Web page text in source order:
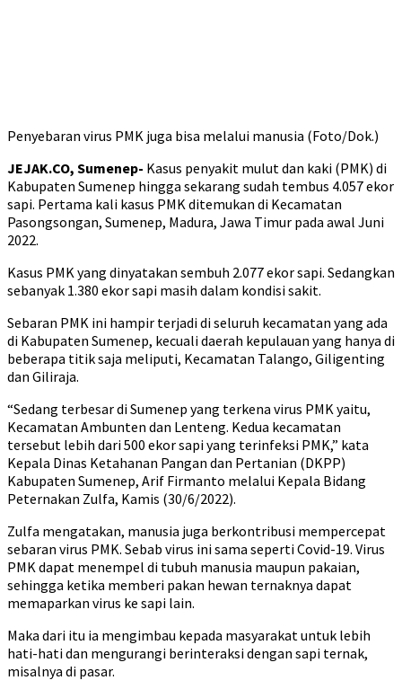
Penyebaran virus PMK juga bisa melalui manusia (Foto/Dok.)
JEJAK.CO, Sumenep- Kasus penyakit mulut dan kaki (PMK) di
Kabupaten Sumenep hingga sekarang sudah tembus 4.057 ekor
sapi. Pertama kali kasus PMK ditemukan di Kecamatan
Pasongsongan, Sumenep, Madura, Jawa Timur pada awal Juni
2022.
Kasus PMK yang dinyatakan sembuh 2.077 ekor sapi. Sedangkan
sebanyak 1.380 ekor sapi masih dalam kondisi sakit.
Sebaran PMK ini hampir terjadi di seluruh kecamatan yang ada
di Kabupaten Sumenep, kecuali daerah kepulauan yang hanya di
beberapa titik saja meliputi, Kecamatan Talango, Giligenting
dan Giliraja.
“Sedang terbesar di Sumenep yang terkena virus PMK yaitu,
Kecamatan Ambunten dan Lenteng. Kedua kecamatan
tersebut lebih dari 500 ekor sapi yang terinfeksi PMK,” kata
Kepala Dinas Ketahanan Pangan dan Pertanian (DKPP)
Kabupaten Sumenep, Arif Firmanto melalui Kepala Bidang
Peternakan Zulfa, Kamis (30/6/2022).
Zulfa mengatakan, manusia juga berkontribusi mempercepat
sebaran virus PMK. Sebab virus ini sama seperti Covid-19. Virus
PMK dapat menempel di tubuh manusia maupun pakaian,
sehingga ketika memberi pakan hewan ternaknya dapat
memaparkan virus ke sapi lain.
Maka dari itu ia mengimbau kepada masyarakat untuk lebih
hati-hati dan mengurangi berinteraksi dengan sapi ternak,
misalnya di pasar.